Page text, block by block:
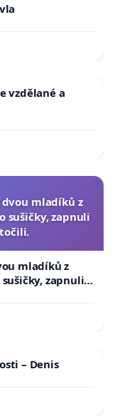
vzdělané a
mladíků z
sušičky, zapnuli
mladíků z
zapnuli ji
– Denis